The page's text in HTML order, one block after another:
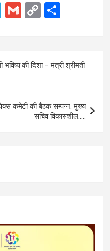
T
e
gr
a
m
G
ail
C
py
n
k
ar
e
की दिशा – मंत्री श्रीमती
कमेटी की बैठक सम्पन्न: मुख्य
सचिव विकासशील…..